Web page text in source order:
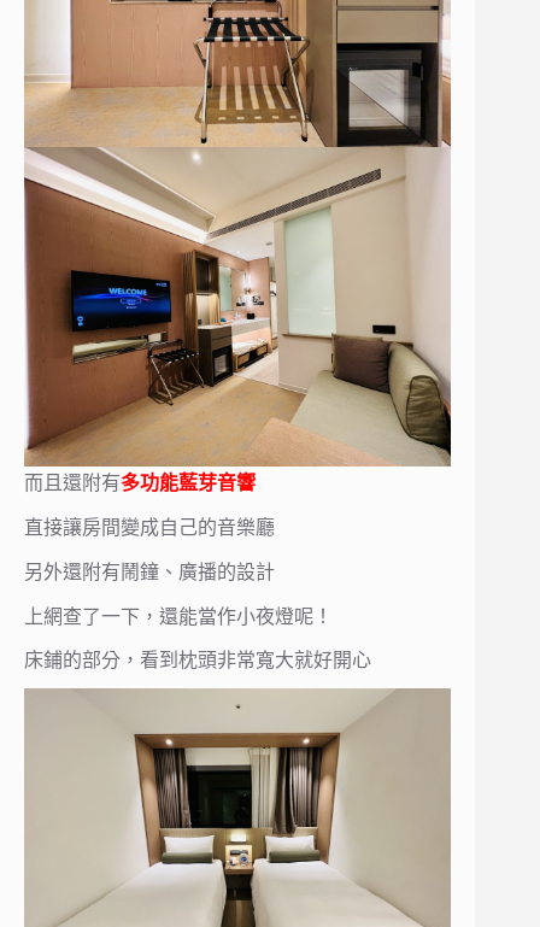
而且還附有多功能藍芽音響
直接讓房間變成自己的音樂廳
另外還附有鬧鐘、廣播的設計
上網查了一下，還能當作小夜燈呢！
床鋪的部分，看到枕頭非常寬大就好開心